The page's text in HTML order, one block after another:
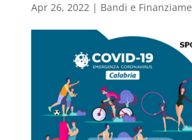
Apr 26, 2022| Bandi e